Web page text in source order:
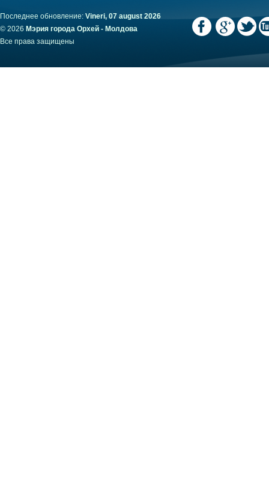
Последнее обновление: Vineri, 07 august 2026
© 2026 Мэрия города Орхей - Молдова
Все права защищены